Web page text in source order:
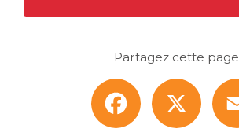
Partagez cette page
Facebook